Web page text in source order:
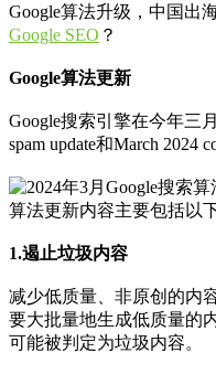
Google算法升级，中国出
Google SEO ？
Google算法更新
Google搜索引擎在今年三
spam update和March 2024
算法更新内容主要包括以
1.遏止垃圾内容
减少低质量、非原创的内
要大批量地生成低质量的
可能被判定为垃圾内容。